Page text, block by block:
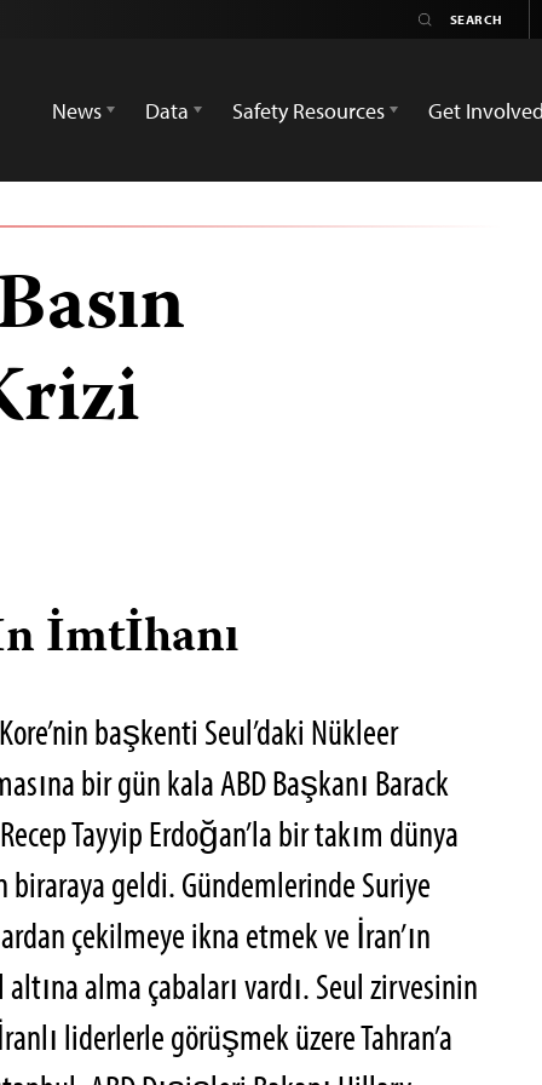
News Data Safety Resources Get
İmtİhanı
başkenti Seul’daki Nükleer
bir gün kala ABD Başkanı Barack
Tayyip Erdoğan’la bir takım dünya
geldi. Gündemlerinde Suriye
çekilmeye ikna etmek ve İran’ın
alma çabaları vardı. Seul zirvesinin
liderlerle görüşmek üzere Tahran’a